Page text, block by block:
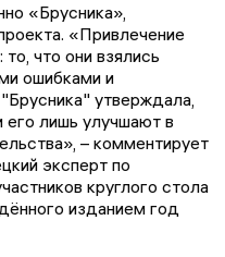
«Брусника»,
«Привлечение
что они взялись
ошибками и
утверждала,
его лишь улучшают в
– комментирует
эксперт по
круглого стола
изданием год